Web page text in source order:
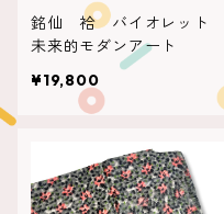
銘仙 袷 バイオレット
未来的モダンアート
¥19,800